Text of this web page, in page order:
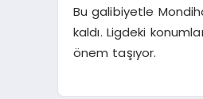
Bu galibiyetle
kaldı. Ligdeki
önem taşıyor.